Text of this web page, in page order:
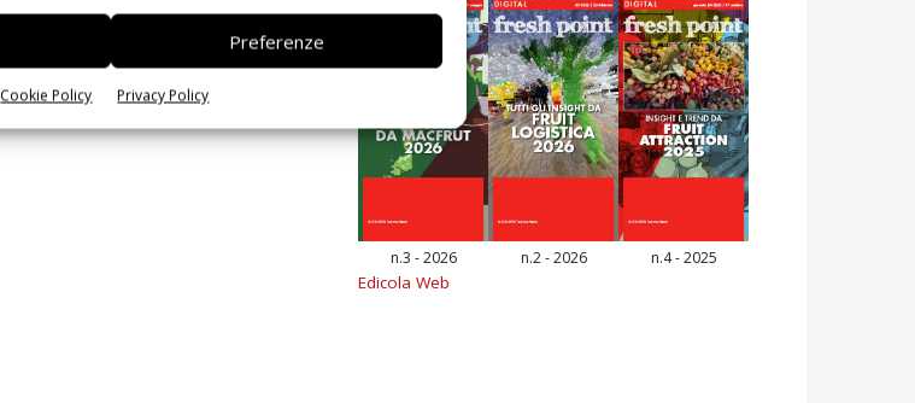
Preferenze
Cookie Policy Privacy Policy
n.3 - 2026 n.2 - 2026 n.4 - 2025
Edicola Web